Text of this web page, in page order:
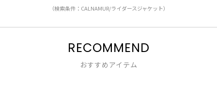
（検索条件：CALNAMUR/ライダースジャケット）
RECOMMEND
おすすめアイテム